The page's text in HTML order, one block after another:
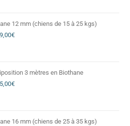
12 mm (chiens de 15 à 25 kgs)
€
3 mètres en Biothane
€
16 mm (chiens de 25 à 35 kgs)